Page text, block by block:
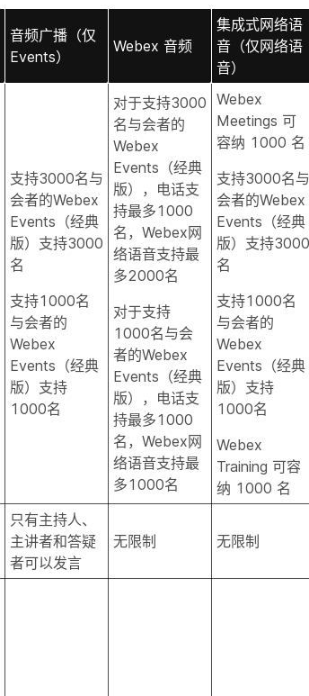
音频广播（仅
Events）
Webex 音频
集成式网络语
音（仅网络语
音）
支持3000名与
会者的Webex
Events（经典
版）支持3000
名
支持1000名
与会者的
Webex
Events（经典
版）支持
1000名
对于支持3000
名与会者的
Webex
Events（经典
版），电话支
持最多1000
名，Webex网
络语音支持最
多2000名
对于支持
1000名与会
者的Webex
Events（经典
版），电话支
持最多1000
名，Webex网
络语音支持最
多1000名
Webex
Meetings 可
容纳 1000 名
支持3000名与
会者的Webex
Events（经典
版）支持3000
名
支持1000名
与会者的
Webex
Events（经典
版）支持
1000名
Webex
Training 可容
纳 1000 名
只有主持人、
主讲者和答疑
者可以发言
无限制 无限制